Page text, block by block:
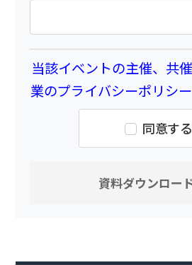
当該イベントの主催、共
業のプライバシーポリシー
同意する